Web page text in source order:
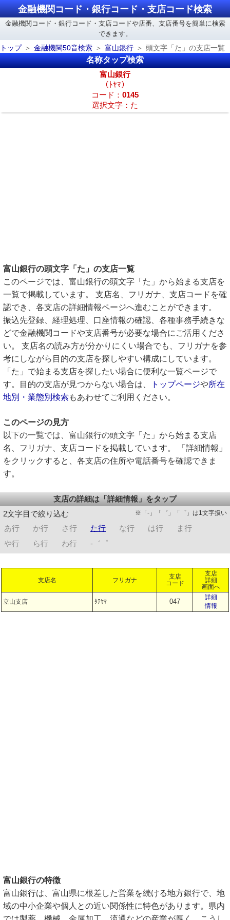
金融機関コード・銀行コード・支店コード検索
金融機関コード・銀行コード・支店コードや店番、支店番号を簡単に検索
できます。
トップ
金融機関50音検索 富山銀行 頭文字「た」の支店一覧
名称タップ検索
富山銀行
（ﾄﾔﾏ）
コード： 0145
選択文字：た
富山銀行の頭文字「た」の支店一覧
このページでは、富山銀行の頭文字「た」から始まる支店を
一覧で掲載しています。 支店名、フリガナ、支店コードを確
認でき、各支店の詳細情報ページへ進むことができます。
振込先登録、経理処理、口座情報の確認、各種事務手続きな
どで金融機関コードや支店番号が必要な場合にご活用くださ
い。 支店名の読み方が分かりにくい場合でも、フリガナを参
考にしながら目的の支店を探しやすい構成にしています。
「た」で始まる支店を探したい場合に便利な一覧ページで
す。目的の支店が見つからない場合は、
トップページや所在
地別・業態別検索 もあわせてご利用ください。
このページの見方
以下の一覧では、富山銀行の頭文字「た」から始まる支店
名、フリガナ、支店コードを掲載しています。 「詳細情報」
をクリックすると、各支店の住所や電話番号を確認できま
す。
支店の詳細は「詳細情報」をタップ
2文字目で絞り込む
※「-」「゛」「゜」は1文字扱い
あ行 か行 さ行 た行 な行 は行
ま行
や行
ら行 わ行 -゛゜
支店名 フリガナ
支店
コード
支店
詳細
画面へ
立山支店 ﾀﾃﾔﾏ 047
詳細
情報
富山銀行の特徴
富山銀行は、富山県に根差した営業を続ける地方銀行で、地
域の中小企業や個人との近い関係性に特色があります。県内